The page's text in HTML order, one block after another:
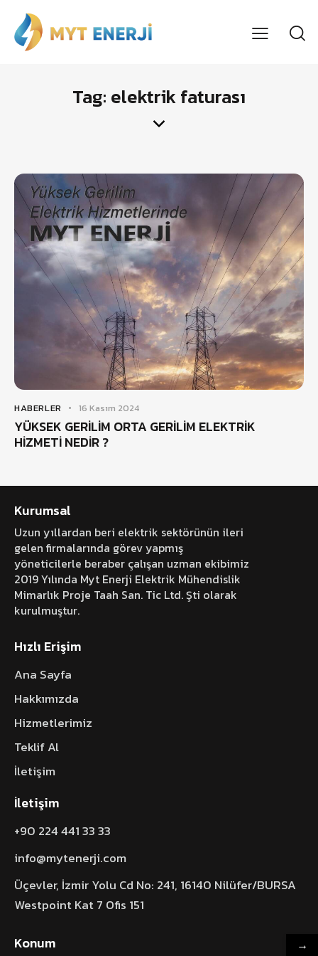
Tag: elektrik faturası
HABERLER 16 Kasım 2024
YÜKSEK GERİLİM ORTA GERİLİM ELEKTRİK
HİZMETİ NEDİR ?
Kurumsal
Uzun yıllardan beri elektrik sektörünün ileri
gelen firmalarında görev yapmış
yöneticilerle beraber çalışan uzman ekibimiz
2019 Yılında Myt Enerji Elektrik Mühendislik
Mimarlık Proje Taah San. Tic Ltd. Şti olarak
kurulmuştur.
Hızlı Erişim
Ana Sayfa
Hakkımızda
Hizmetlerimiz
Teklif Al
İletişim
İletişim
+90 224 441 33 33
info@mytenerji.com
Üçevler, İzmir Yolu Cd No: 241, 16140 Nilüfer/BURSA
Westpoint Kat 7 Ofis 151
Konum →